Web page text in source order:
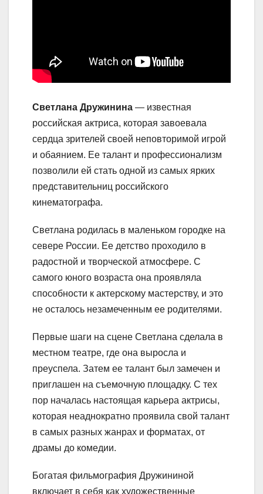
Светлана Дружинина — известная
российская актриса, которая завоевала
сердца зрителей своей неповторимой игрой
и обаянием. Ее талант и профессионализм
позволили ей стать одной из самых ярких
представительниц российского
кинематографа.
Светлана родилась в маленьком городке на
севере России. Ее детство проходило в
радостной и творческой атмосфере. С
самого юного возраста она проявляла
способности к актерскому мастерству, и это
не осталось незамеченным ее родителями.
Первые шаги на сцене Светлана сделала в
местном театре, где она выросла и
преуспела. Затем ее талант был замечен и
приглашен на съемочную площадку. С тех
пор началась настоящая карьера актрисы,
которая неаднократно проявила свой талант
в самых разных жанрах и форматах, от
драмы до комедии.
Богатая фильмография Дружининой
включает в себя как художественные